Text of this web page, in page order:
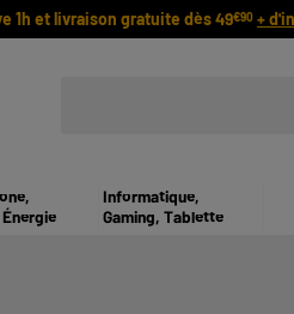
1h et livraison gratuite dès 49€90 +
Informatique,
Gaming, Tablette